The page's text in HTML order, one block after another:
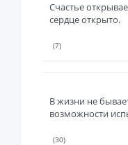
Счастье
сердце открыто.
(7)
В жизни не
возможности
(30)